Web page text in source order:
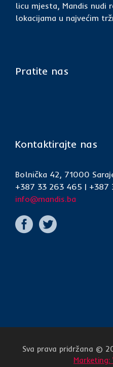
licu mjesta, Mandis nudi
lokacijama u najvećim
Pratite nas
Kontaktirajte nas
Bolnička 42, 71000
+387 33 263 465 | +387
info@mandis.ba
Sva prava pridržana ©
Marketing: